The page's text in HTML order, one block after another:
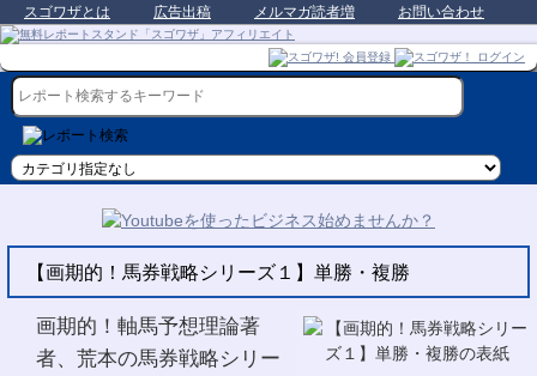
スゴワザとは 広告出稿 メルマガ読者増 お問い合わせ
【画期的！馬券戦略シリーズ１】単勝・複勝
画期的！軸馬予想理論著
者、荒本の馬券戦略シリー